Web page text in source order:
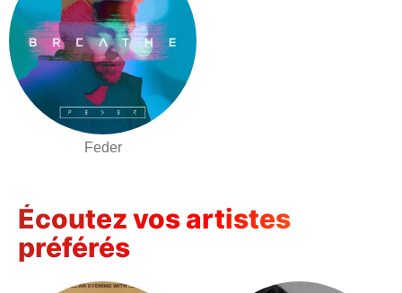
Feder
Écoutez vos artistes
préférés